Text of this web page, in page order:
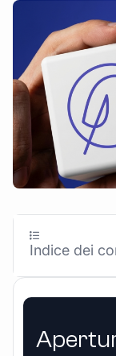
Indice dei